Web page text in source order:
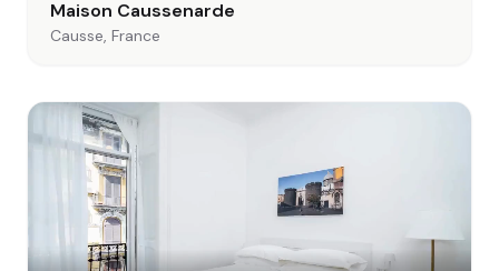
Maison Caussenarde
Causse, France